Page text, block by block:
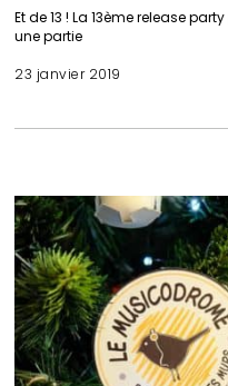
Et de 13 ! La 13ème release
une partie
23 janvier 2019